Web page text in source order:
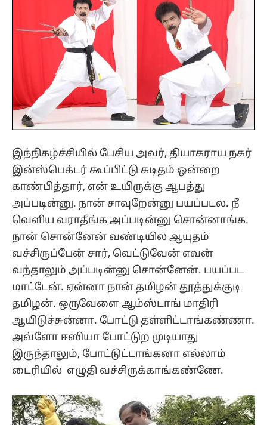
இந்நிகழ்ச்சியில் பேசிய அவர், தியாகராய நகர்
இன்ஸ்பெக்டர் கூப்பிட்டு கடிதம் ஒன்றை
காண்பித்தார், என் உயிருக்கு ஆபத்து
அப்படின்னு. நான் சாவுறேன்னு பயப்படல. நீ
வெளிய வராதீங்க அப்படின்னு சொன்னாங்க.
நான் சொன்னேன் வண்டியில ஆயுதம்
வச்சிருப்பேன் சார், வெட்டுவேன் எவன்
வந்தாலும் அப்படின்னு சொன்னேன். பயப்பட
மாட்டேன். ஏன்னா நான் தமிழன் தூத்துக்குடி
தமிழன். ஒருவேளை ஆம்ஸ்டாங் மாதிரி
ஆயிடுச்சுன்னா. போட்டு தள்ளிட்டாங்கண்ணா.
அவ்ளோ ஈஸியா போட்டுற முடியாது
இருந்தாலும், போட்டுட்டாங்கனா எல்லாம்
டைரியில் எழுதி வச்சிருக்காங்கண்ணே.